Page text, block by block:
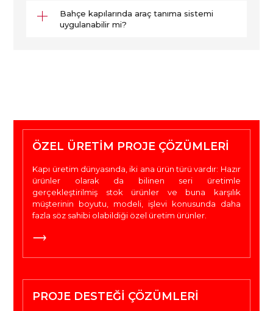
Bahçe kapılarında araç tanıma sistemi
uygulanabilir mi?
ÖZEL ÜRETIM PROJE ÇÖZÜMLERI
Kapı üretim dünyasında, iki ana ürün türü vardır: Hazır
ürünler olarak da bilinen seri üretimle
gerçekleştirilmiş stok ürünler ve buna karşılık
müşterinin boyutu, modeli, işlevi konusunda daha
fazla söz sahibi olabildiği özel üretim ürünler.
PROJE DESTEĞI ÇÖZÜMLERI